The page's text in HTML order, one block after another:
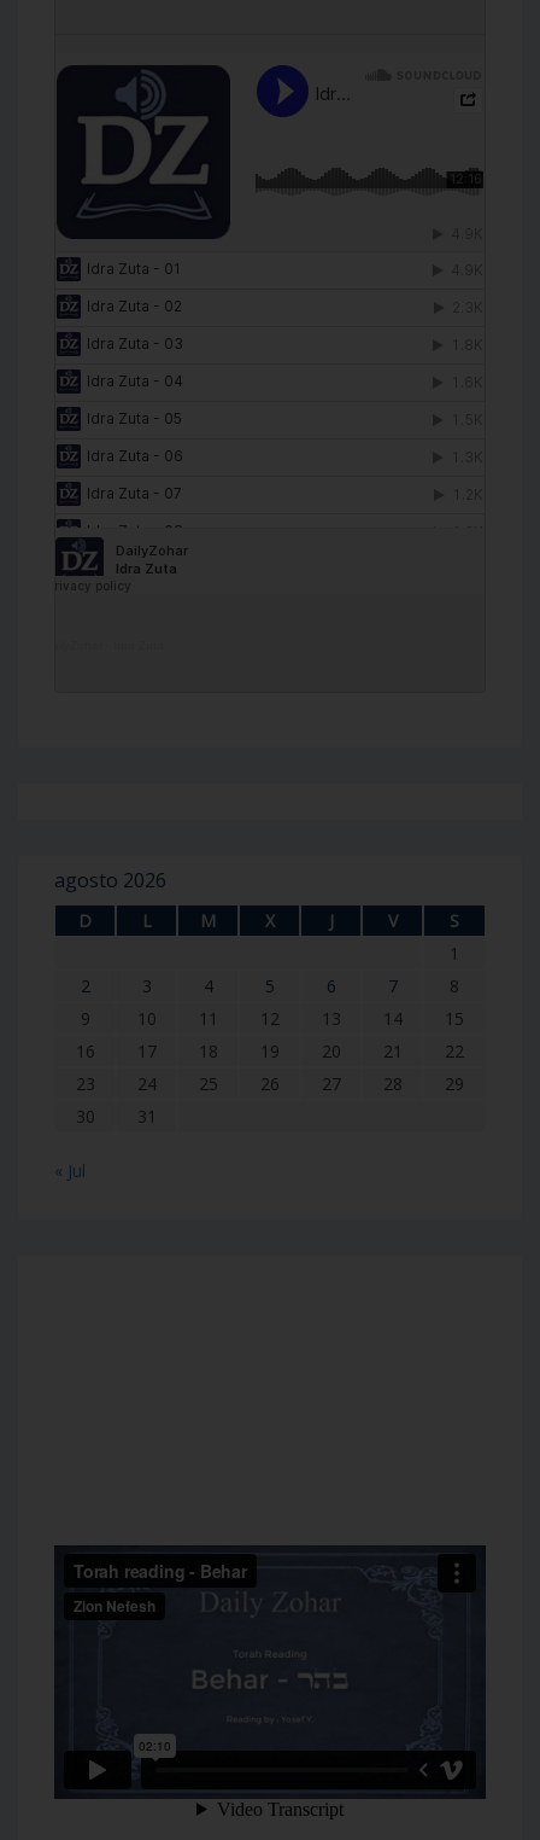
agosto 2026
D L M X J V
S
1
2
3 4 5 6 7
8
9
10 11 12 13 14
15
16
17 18 19 20 21
22
23
24 25 26 27 28
29
30
31
« Jul